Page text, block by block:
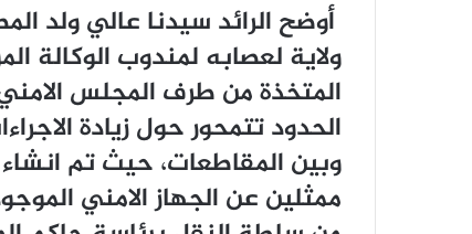
أوضح ﺍﻟﺮﺍﺋﺪ ﺳﻴﺪﻧﺎ ﻋﺎﻟﻲ ﻭﻟﺪ
ﻭﻻﻳﺔ ﻟﻌﺼﺎﺑﻪ ﻟﻤﻨﺪﻭﺏ ﺍﻟﻮﻛﺎﻟﺔ
ﺍﻟﻤﺘﺨﺬﺓ ﻣﻦ ﻃﺮﻑ ﺍﻟﻤﺠﻠﺲ
ﺍﻟﺤﺪﻭﺩ ﺗﺘﻤﺤﻮﺭ ﺣﻮﻝ ﺯﻳﺎﺩﺓ
ﻭﺑﻴﻦ ﺍﻟﻤﻘﺎﻃﻌﺎﺕ، ﺣﻴﺚ ﺗﻢ
ﻣﻤﺜﻠﻴﻦ ﻋﻦ ﺍﻟﺠﻬﺎﺯ ﺍﻻﻣﻨﻲ